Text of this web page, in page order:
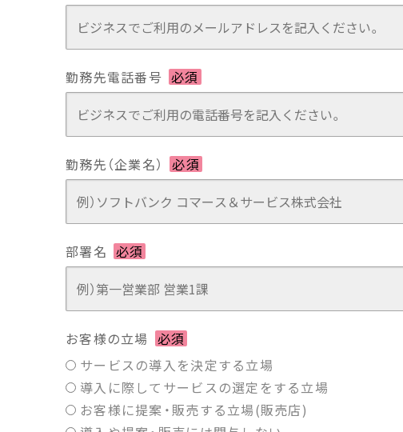
勤務先電話番号 必須
勤務先（企業名） 必須
部署名 必須
お客様の立場 必須
サービスの導入を決定する立場
導入に際してサービスの選定をする立場
お客様に提案・販売する立場(販売店)